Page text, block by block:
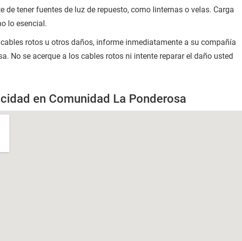
de tener fuentes de luz de repuesto, como linternas o velas. Carga
lo esencial.
rotos u otros daños, informe inmediatamente a su compañía
No se acerque a los cables rotos ni intente reparar el daño usted
en Comunidad La Ponderosa